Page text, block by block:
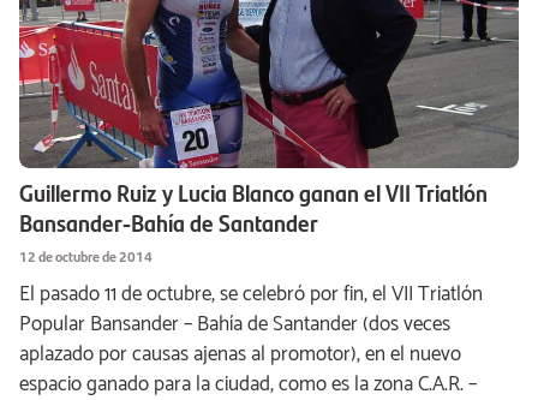
Guillermo Ruiz y Lucia Blanco ganan el VII Triatlón
Bansander-Bahía de Santander
12 de octubre de 2014
El pasado 11 de octubre, se celebró por fin, el VII Triatlón
Popular Bansander – Bahía de Santander (dos veces
aplazado por causas ajenas al promotor), en el nuevo
espacio ganado para la ciudad, como es la zona C.A.R. –